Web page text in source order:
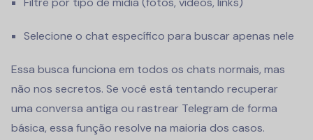
Selecione o chat específico para buscar apenas nele
Essa busca funciona em todos os chats normais, mas
não nos secretos. Se você está tentando recuperar
uma conversa antiga ou rastrear Telegram de forma
básica, essa função resolve na maioria dos casos.